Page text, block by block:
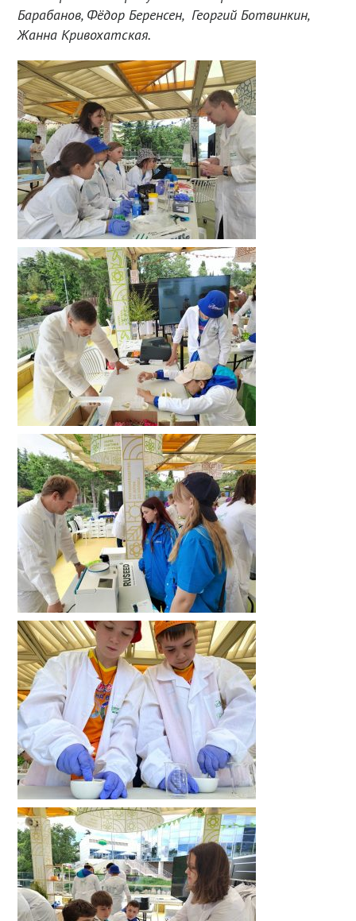
Барабанов, Фёдор Беренсен, Георгий Ботвинкин,
Жанна Кривохатская.